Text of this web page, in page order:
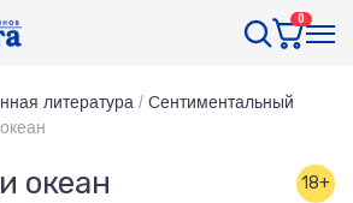
0
литература / Сентиментальный
океан 18+